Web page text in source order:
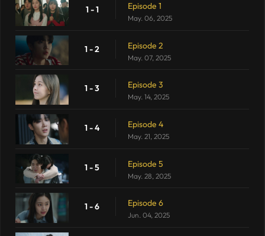
1 - 1 Episode 1
May. 06, 2025
1 - 2 Episode 2
May. 07, 2025
1 - 3 Episode 3
May. 14, 2025
1 - 4 Episode 4
May. 21, 2025
1 - 5 Episode 5
May. 28, 2025
1 - 6 Episode 6
Jun. 04, 2025